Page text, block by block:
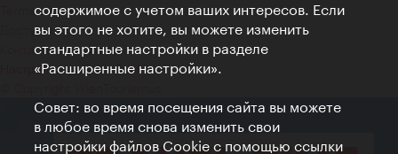
Terms of Use
Доступность
Контакты для прессы
Настройки файлов Cookie
содержимое с учетом ваших интересов. Если
вы этого не хотите, вы можете изменить
стандартные настройки в разделе
«Расширенные настройки».
Совет: во время посещения сайта вы можете
в любое время снова изменить свои
настройки файлов Cookie с помощью ссылки